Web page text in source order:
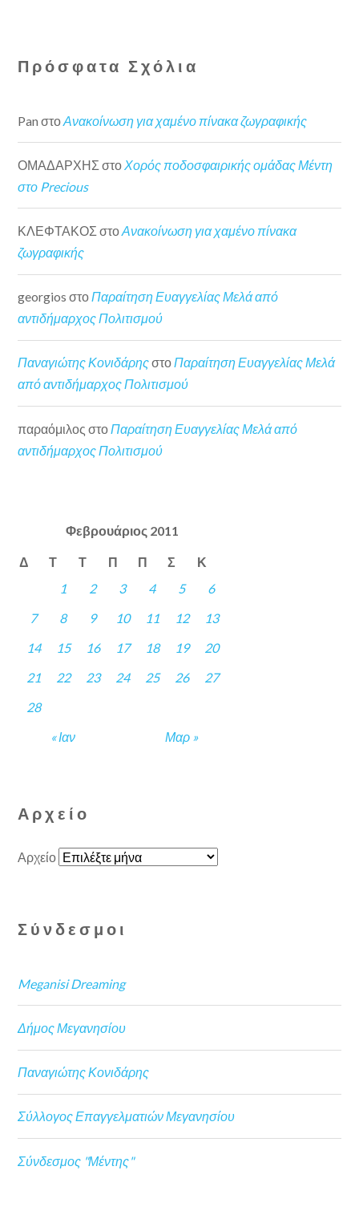
Πρόσφατα Σχόλια
Pan στοΑνακοίνωση για χαμένο πίνακα ζωγραφικής
ΟΜΑΔΑΡΧΗΣ στοΧορός ποδοσφαιρικής ομάδας Μέντη
στο Precious
ΚΛΕΦΤΑΚΟΣ στοΑνακοίνωση για χαμένο πίνακα
ζωγραφικής
georgios στοΠαραίτηση Ευαγγελίας Μελά από
αντιδήμαρχος Πολιτισμού
Παναγιώτης ΚονιδάρηςστοΠαραίτηση Ευαγγελίας Μελά
από αντιδήμαρχος Πολιτισμού
παραόμιλος στο Παραίτηση Ευαγγελίας Μελά από
αντιδήμαρχος Πολιτισμού
Φεβρουάριος 2011
Δ Τ Τ Π Π Σ Κ
« Ιαν Μαρ »
1 2 3 4 5
6
7
8 9 10 11 12
13
14
15 16 17 18 19
20
21
22 23 24 25 26
27
28
Αρχείο
Αρχείο
Σύνδεσμοι
Meganisi Dreaming
Δήμος Μεγανησίου
Παναγιώτης Κονιδάρης
Σύλλογος Επαγγελματιών Μεγανησίου
Σύνδεσμος "Μέντης"